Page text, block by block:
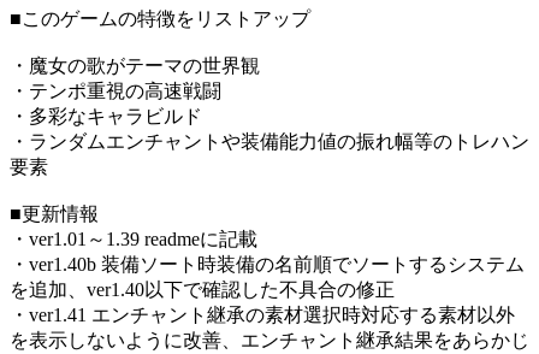
■このゲームの特徴をリストアップ
・魔女の歌がテーマの世界観
・テンポ重視の高速戦闘
・多彩なキャラビルド
・ランダムエンチャントや装備能力値の振れ幅等のトレハン
要素
■更新情報
・ver1.01～1.39 readmeに記載
・ver1.40b 装備ソート時装備の名前順でソートするシステム
を追加、ver1.40以下で確認した不具合の修正
・ver1.41 エンチャント継承の素材選択時対応する素材以外
を表示しないように改善、エンチャント継承結果をあらかじ